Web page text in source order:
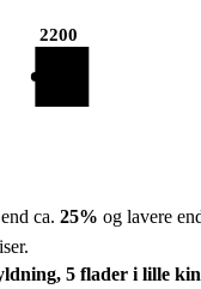
2200
ca. 25% og lavere
5 flader i lille